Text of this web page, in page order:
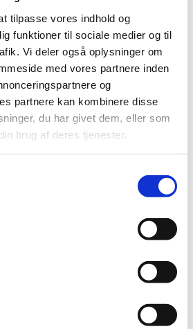
tilpasse vores indhold og
funktioner til sociale medier og til
Vi deler også oplysninger om
med vores partnere inden
og
partnere kan kombinere disse
du har givet dem, eller som
brug af deres tjenester.
egna Exodraft-komponenter och
tillverkare. Det ger oss
att designa precis den lösning
en stor fördel för dig, eftersom
leverera de bästa
rökgasfläktlösningarna till dina
behöver hjälp med att optimera